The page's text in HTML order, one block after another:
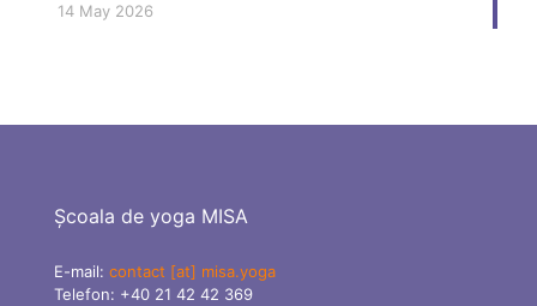
14 May 2026
Școala de yoga MISA
E-mail: contact [at] misa.yoga
Telefon: +40 21 42 42 369